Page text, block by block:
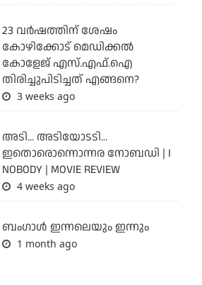
23 വർഷത്തിന് ശേഷം
കോഴിക്കോട് മെഡിക്കൽ
കോളേജ് എസ്.എഫ്.ഐ
തിരിച്ചുപിടിച്ചത് എങ്ങനെ?
3 weeks ago
അടി... അടിയോടടി...
ഇതൊരൊന്നൊന്നര നോബഡി | I
NOBODY | MOVIE REVIEW
4 weeks ago
ബംഗാള്‍ ഇന്നലെയും ഇന്നും
1 month ago